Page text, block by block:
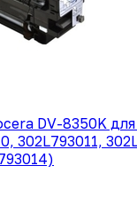
DV-8350K
302L793011,